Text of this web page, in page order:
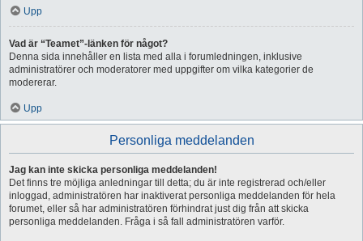
Upp
Vad är “Teamet”-länken för något?
Denna sida innehåller en lista med alla i forumledningen, inklusive
administratörer och moderatorer med uppgifter om vilka kategorier de
modererar.
Upp
Personliga meddelanden
Jag kan inte skicka personliga meddelanden!
Det finns tre möjliga anledningar till detta; du är inte registrerad och/eller
inloggad, administratören har inaktiverat personliga meddelanden för hela
forumet, eller så har administratören förhindrat just dig från att skicka
personliga meddelanden. Fråga i så fall administratören varför.